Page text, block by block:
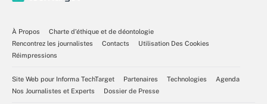
À Propos
Charte d’éthique et de déontologie
Rencontrez les journalistes
Contacts
Utilisation Des Cookies
Réimpressions
Site Web pour Informa TechTarget Partenaires Technologies
Agenda
Nos Journalistes et Experts
Dossier de Presse